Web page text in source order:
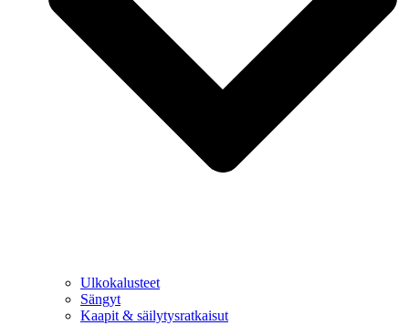
Ulkokalusteet
Sängyt
Kaapit & säilytysratkaisut